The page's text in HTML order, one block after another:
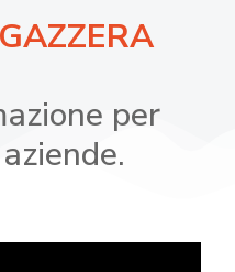
GAZZERA
per